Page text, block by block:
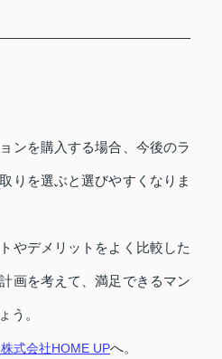
ンを購入する場合、今後のラ
りを選ぶと選びやすくなりま
やデメリットをよく比較した
画を考えて、満足できるマン
う。
式会社HOME UPへ。